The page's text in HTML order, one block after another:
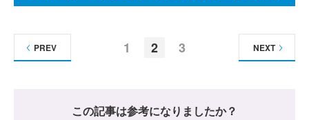
1 2 3
PREV NEXT
この記事は参考になりましたか？